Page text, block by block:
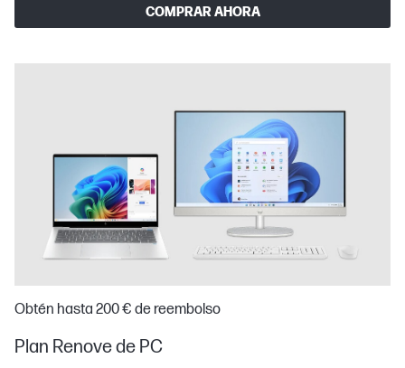
COMPRAR AHORA
Obtén hasta 200 € de reembolso
Plan Renove de PC